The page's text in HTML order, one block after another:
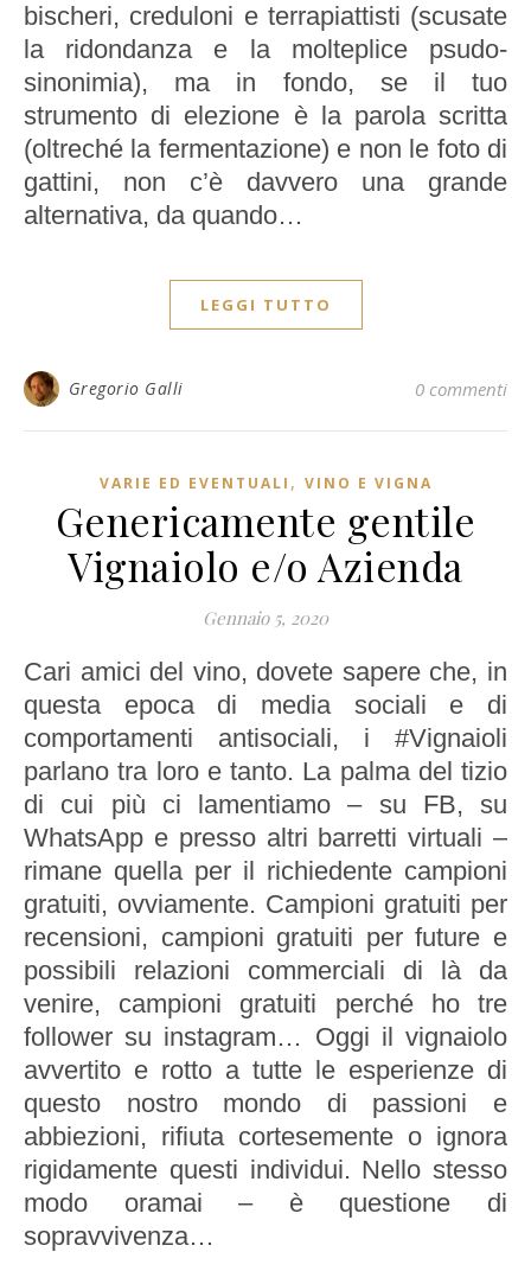
bischeri, creduloni e terrapiattisti (scusate
la ridondanza e la molteplice psudo-
sinonimia), ma in fondo, se il tuo
strumento di elezione è la parola scritta
(oltreché la fermentazione) e non le foto di
gattini, non c’è davvero una grande
alternativa, da quando…
LEGGI TUTTO
Gregorio Galli 0 commenti
VARIE ED EVENTUALI , VINO E VIGNA
Genericamente gentile
Vignaiolo e/o Azienda
Gennaio 5, 2020
Cari amici del vino, dovete sapere che, in
questa epoca di media sociali e di
comportamenti antisociali, i #Vignaioli
parlano tra loro e tanto. La palma del tizio
di cui più ci lamentiamo – su FB, su
WhatsApp e presso altri barretti virtuali –
rimane quella per il richiedente campioni
gratuiti, ovviamente. Campioni gratuiti per
recensioni, campioni gratuiti per future e
possibili relazioni commerciali di là da
venire, campioni gratuiti perché ho tre
follower su instagram… Oggi il vignaiolo
avvertito e rotto a tutte le esperienze di
questo nostro mondo di passioni e
abbiezioni, rifiuta cortesemente o ignora
rigidamente questi individui. Nello stesso
modo oramai – è questione di
sopravvivenza…